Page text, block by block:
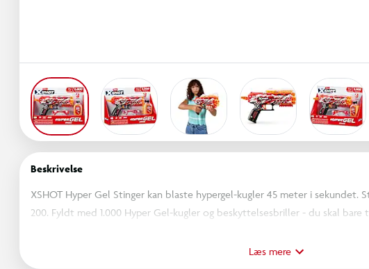
Beskrivelse
XSHOT Hyper Gel Stinger kan blaste hypergel-kugler 45 meter i sekundet.
200. Fyldt med 1.000 Hyper Gel-kugler og beskyttelsesbriller - du skal
Læs mere